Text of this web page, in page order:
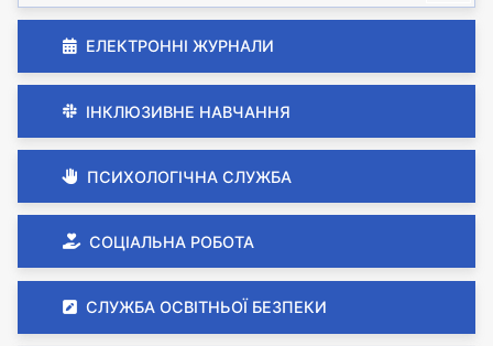
ЕЛЕКТРОННІ ЖУРНАЛИ
ІНКЛЮЗИВНЕ НАВЧАННЯ
ПСИХОЛОГІЧНА СЛУЖБА
СОЦІАЛЬНА РОБОТА
СЛУЖБА ОСВІТНЬОЇ БЕЗПЕКИ